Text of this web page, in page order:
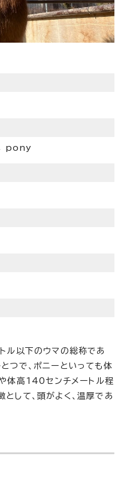
pony
ル以下のウマの総称であ
つで、ポニーといっても体
体高140センチメートル程
して、頭がよく、温厚であ